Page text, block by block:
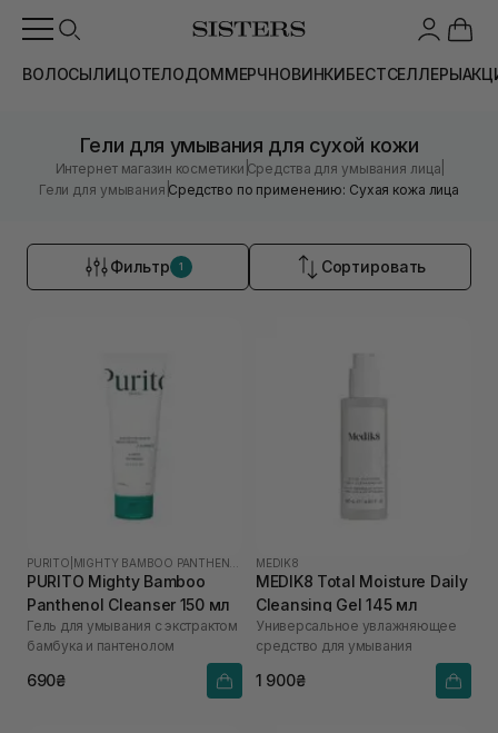
ВОЛОСЫЛИЦОТЕЛОДОММЕРЧНОВИНКИБЕСТСЕЛЛЕРЫ
Гели для умывания для сухой кожи
Интернет магазин косметики |Средства для умывания лица
Гели для умывания |Средство по применению: Сухая кожа лица
Фильтр 1 Сортировать
PURITO
PURITO Mighty Bamboo
Panthenol Cleanser 150 мл
Гель для умывания с экстрактом
бамбука и пантенолом
690₴
MEDIK8
MEDIK8 Total Moisture Daily
Cleansing Gel 145 мл
Универсальное увлажняющее
средство для умывания
1 900₴